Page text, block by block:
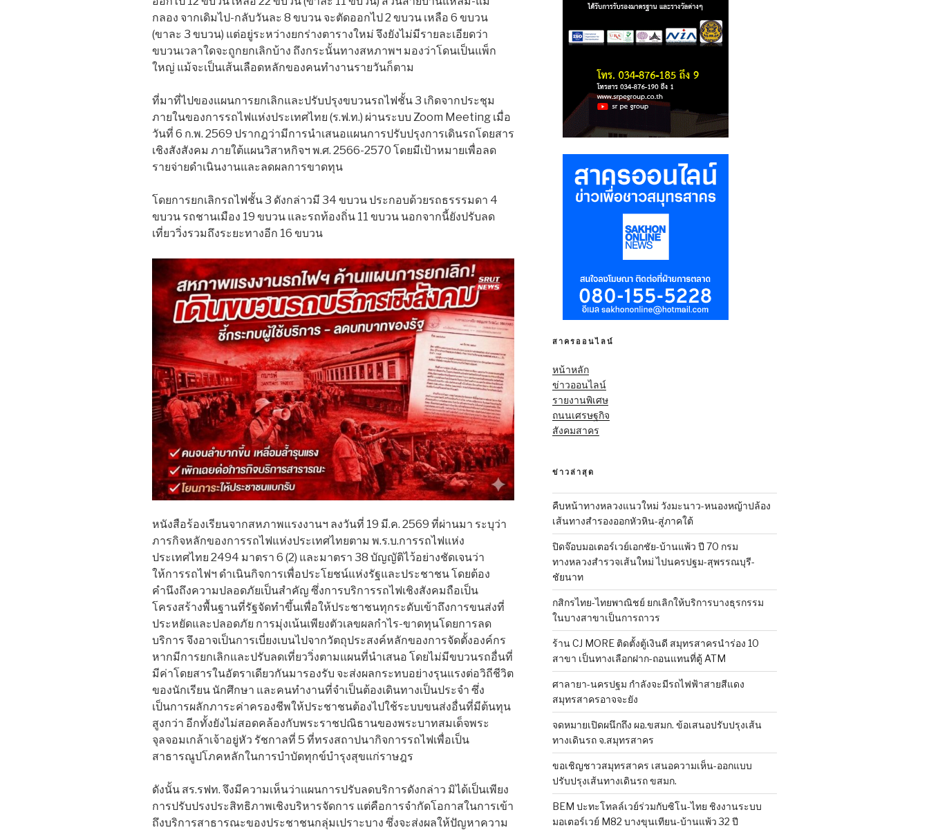
กลอง จากเดิมไป-กลับวันละ 8 ขบวน จะตัดออกไป 2 ขบวน เหลือ 6 ขบวน
(ขาละ 3 ขบวน) แต่อยู่ระหว่างยกร่างตารางใหม่ จึงยังไม่มีรายละเอียดว่า
ขบวนเวลาใดจะถูกยกเลิกบ้าง ถึงกระนั้นทางสหภาพฯ มองว่าโดนเป็นแพ็ก
ใหญ่ แม้จะเป็นเส้นเลือดหลักของคนทำงานรายวันก็ตาม
ที่มาที่ไปของแผนการยกเลิกและปรับปรุงขบวนรถไฟชั้น 3 เกิดจากประชุม
ภายในของการรถไฟแห่งประเทศไทย (ร.ฟ.ท.) ผ่านระบบ Zoom Meeting เมื่อ
วันที่ 6 ก.พ. 2569 ปรากฎว่ามีการนำเสนอแผนการปรับปรุงการเดินรถโดยสาร
เชิงสังสังคม ภายใต้แผนวิสาหกิจฯ พ.ศ. 2566-2570 โดยมีเป้าหมายเพื่อลด
รายจ่ายดำเนินงานและลดผลการขาดทุน
โดยการยกเลิกรถไฟชั้น 3 ดังกล่าวมี 34 ขบวน ประกอบด้วยรถธรรรมดา 4
ขบวน รถชานเมือง 19 ขบวน และรถท้องถิ่น 11 ขบวน นอกจากนี้ยังปรับลด
เที่ยววิ่งรวมถึงระยะทางอีก 16 ขบวน
หนังสือร้องเรียนจากสหภาพแรงงานฯ ลงวันที่ 19 มี.ค. 2569 ที่ผ่านมา ระบุว่า
ภารกิจหลักของการรถไฟแห่งประเทศไทยตาม พ.ร.บ.การรถไฟแห่ง
ประเทศไทย 2494 มาตรา 6 (2) และมาตรา 38 บัญญัติไว้อย่างชัดเจนว่า
ให้การรถไฟฯ ดำเนินกิจการเพื่อประโยชน์แห่งรัฐและประชาชน โดยต้อง
คำนึงถึงความปลอดภัยเป็นสำคัญ ซึ่งการบริการรถไฟเชิงสังคมถือเป็น
โครงสร้างพื้นฐานที่รัฐจัดทำขึ้นเพื่อให้ประชาชนทุกระดับเข้าถึงการขนส่งที่
ประหยัดและปลอดภัย การมุ่งเน้นเพียงตัวเลขผลกำไร-ขาดทุนโดยการลด
บริการ จึงอาจเป็นการเบี่ยงเบนไปจากวัตถุประสงค์หลักของการจัดตั้งองค์กร
หากมีการยกเลิกและปรับลดเที่ยววิ่งตามแผนที่นำเสนอ โดยไม่มีขบวนรถอื่นที่
มีค่าโดยสารในอัตราเดียวกันมารองรับ จะส่งผลกระทบอย่างรุนแรงต่อวิถีชีวิต
ของนักเรียน นักศึกษา และคนทำงานที่จำเป็นต้องเดินทางเป็นประจำ ซึ่ง
เป็นการผลักภาระค่าครองชีพให้ประชาชนต้องไปใช้ระบบขนส่งอื่นที่มีต้นทุน
สูงกว่า อีกทั้งยังไม่สอดคล้องกับพระราชปณิธานของพระบาทสมเด็จพระ
จุลจอมเกล้าเจ้าอยู่หัว รัชกาลที่ 5 ที่ทรงสถาปนากิจการรถไฟเพื่อเป็น
สาธารณูปโภคหลักในการบำบัดทุกข์บำรุงสุขแก่ราษฎร
ดังนั้น สร.รฟท. จึงมีความเห็นว่าแผนการปรับลดบริการดังกล่าว มิได้เป็นเพียง
การปรับปรงประสิทธิภาพเชิงบริหารจัดการ แต่คือการจำกัดโอกาสในการเข้า
ถึงบริการสาธารณะของประชาชนกลุ่มเปราะบาง ซึ่งจะส่งผลให้ปัญหาความ
สาครออนไลน์
หน้าหลัก
ข่าวออนไลน์
รายงานพิเศษ
ถนนเศรษฐกิจ
สังคมสาคร
ข่าวล่าสุด
คืบหน้าทางหลวงแนวใหม่ วังมะนาว-หนองหญ้าปล้อง
เส้นทางสำรองออกหัวหิน-สู่ภาคใต้
ปิดจ๊อบมอเตอร์เวย์เอกชัย-บ้านแพ้ว ปี 70 กรม
ทางหลวงสำรวจเส้นใหม่ ไปนครปฐม-สุพรรณบุรี-
ชัยนาท
กสิกรไทย-ไทยพาณิชย์ ยกเลิกให้บริการบางธุรกรรม
ในบางสาขาเป็นการถาวร
ร้าน CJ MORE ติดตั้งตู้เงินดี สมุทรสาครนำร่อง 10
สาขา เป็นทางเลือกฝาก-ถอนแทนที่ตู้ ATM
ศาลายา-นครปฐม กำลังจะมีรถไฟฟ้าสายสีแดง
สมุทรสาครอาจจะยัง
จดหมายเปิดผนึกถึง ผอ.ขสมก. ข้อเสนอปรับปรุงเส้น
ทางเดินรถ จ.สมุทรสาคร
ขอเชิญชาวสมุทรสาคร เสนอความเห็น-ออกแบบ
ปรับปรุงเส้นทางเดินรถ ขสมก.
BEM ปะทะโทลล์เวย์ร่วมกับซิโน-ไทย ชิงงานระบบ
มอเตอร์เวย์ M82 บางขุนเทียน-บ้านแพ้ว 32 ปี